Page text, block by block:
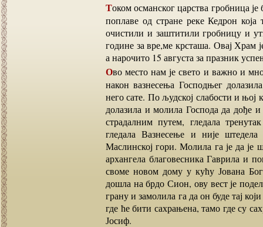
Током османског царства гробница је била поштеђена харања, једино су је угрожавале ретке
поплаве од стране реке Кедрон
очистили и заштитили гробницу и
године за вре,ме крсташа. Овај Храм
а нарочито 15 августа за празник
Ово место нам је свето и важно и много ближе и ради Пресвете Богородице Марије која је
након вазнесења Господњег
него сате. По људској слабости и њој
долазила и молила Господа да дође
страдалним путем, гледала
гледала Вазнесење и није
Маслинској гори. Молила га је да је
архангела благовесника Гаврила и
своме новом дому у кућу Јована
дошла на брдо Сион, ову вест је
грану и замолила га да он буде тај
где ће бити сахрањена, тамо где су
Јосиф.